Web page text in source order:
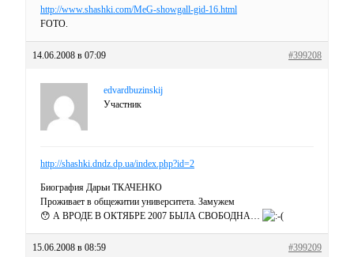
http://www.shashki.com/MeG-showgall-gid-16.html
FOTO.
14.06.2008 в 07:09 #399208
edvardbuzinskij
Участник
http://shashki.dndz.dp.ua/index.php?id=2
Биография Дарьи ТКАЧЕНКО
Проживает в общежитии университета. Замужем
😯 А ВРОДЕ В ОКТЯБРЕ 2007 БЫЛА СВОБОДНА…
15.06.2008 в 08:59 #399209